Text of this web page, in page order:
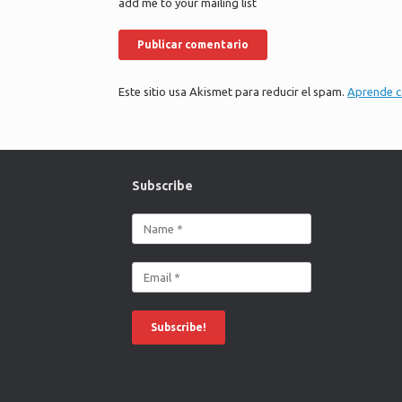
add me to your mailing list
Este sitio usa Akismet para reducir el spam. Aprende
Subscribe